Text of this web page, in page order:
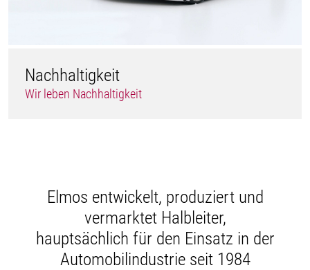
Nachhaltigkeit
Wir leben Nachhaltigkeit
Elmos entwickelt, produziert und
vermarktet Halbleiter,
hauptsächlich für den Einsatz in der
Automobilindustrie seit 1984